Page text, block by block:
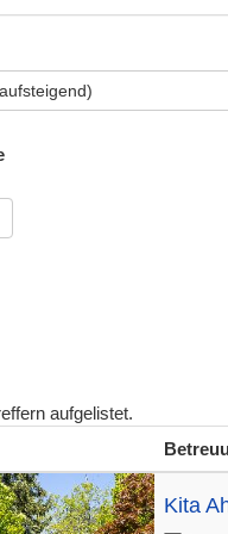
aufgelistet.
Kita